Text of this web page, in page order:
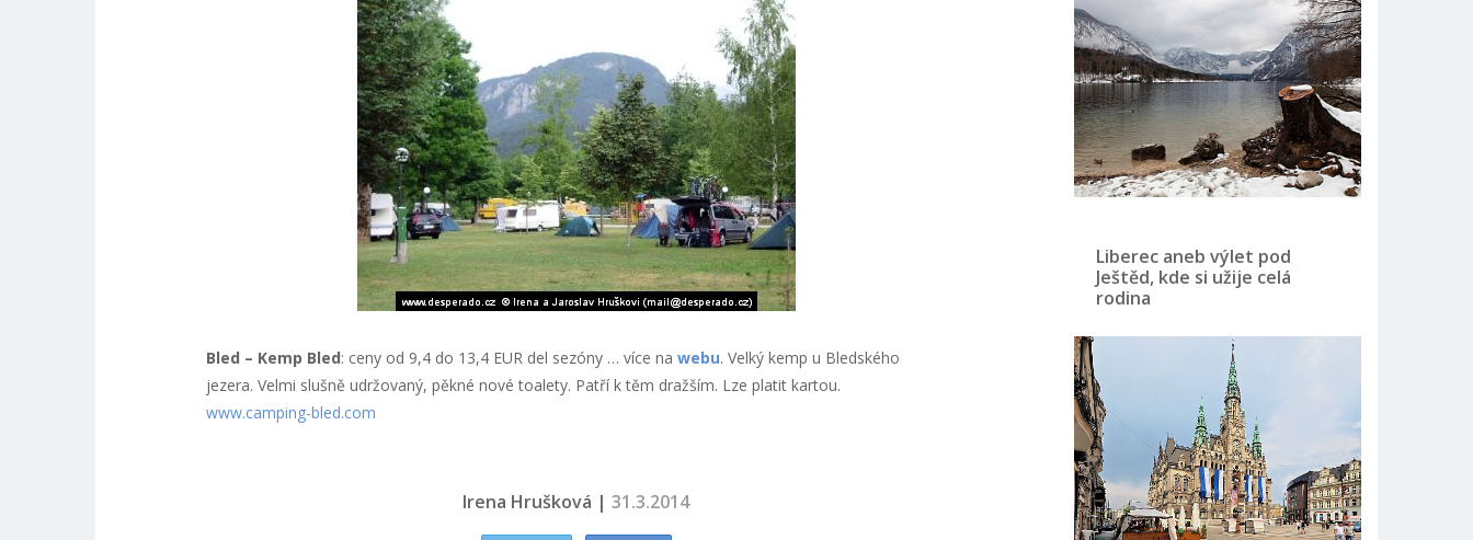
Bled – Kemp Bled: ceny od 9,4 do 13,4 EUR del sezóny … více na webu. Velký kemp u Bledského
jezera. Velmi slušně udržovaný, pěkné nové toalety. Patří k těm dražším. Lze platit kartou.
www.camping-bled.com
Irena Hrušková |31.3.2014
Liberec aneb výlet pod
Ještěd, kde si užije celá
rodina